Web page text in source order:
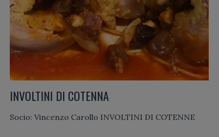
INVOLTINI DI COTENNA
Socio: Vincenzo Carollo INVOLTINI DI COTENNE